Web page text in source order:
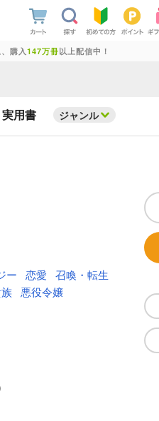
購入147万冊以上配信中！
実用書 ジャンル
ー 恋愛
召喚・転生
悪役令嬢